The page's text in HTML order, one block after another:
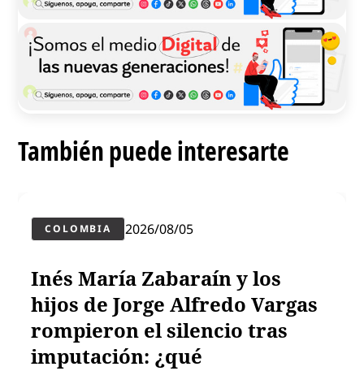
También puede interesarte
COLOMBIA 2026/08/05
Inés María Zabaraín y los
hijos de Jorge Alfredo Vargas
rompieron el silencio tras
imputación: ¿qué